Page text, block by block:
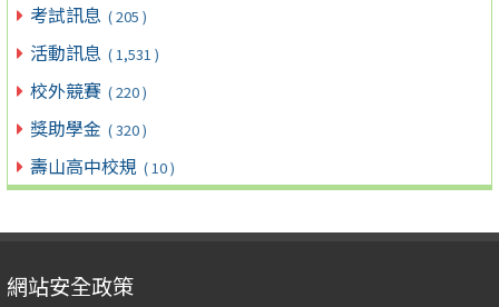
考試訊息 ( 205 )
活動訊息 ( 1,531 )
校外競賽 ( 220 )
獎助學金 ( 320 )
壽山高中校規 ( 10 )
網站安全政策